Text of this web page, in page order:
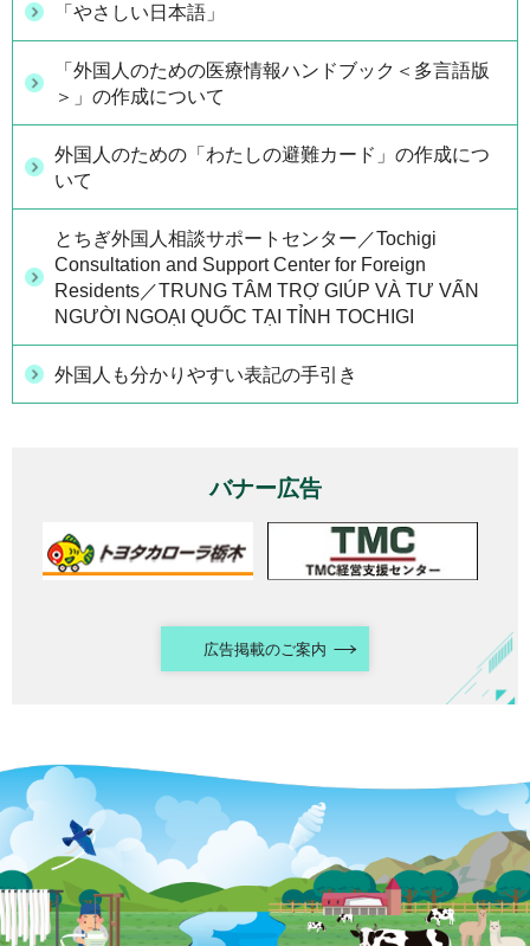
「やさしい日本語」
「外国人のための医療情報ハンドブック＜多言語版
＞」の作成について
外国人のための「わたしの避難カード」の作成につ
いて
とちぎ外国人相談サポートセンター／Tochigi
Consultation and Support Center for Foreign
Residents／TRUNG TÂM TRỢ GIÚP VÀ TƯ VẤN
NGƯỜI NGOẠI QUỐC TẠI TỈNH TOCHIGI
外国人も分かりやすい表記の手引き
バナー広告
広告掲載のご案内